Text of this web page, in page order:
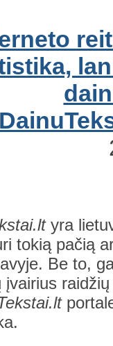
yra
tokią pačią
Be to,
įvairius